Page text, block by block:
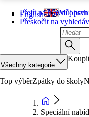
Přejít na hlavní obsah
Přeskočit na
English Můj
Všechny kategorie
Top výběrZpátky do školy
Speciální